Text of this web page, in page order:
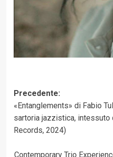
Navigazione
articolo
Precedente:
«Entanglements» di Fabio
sartoria jazzistica, intessuto
Records, 2024)
Contemporary Trio